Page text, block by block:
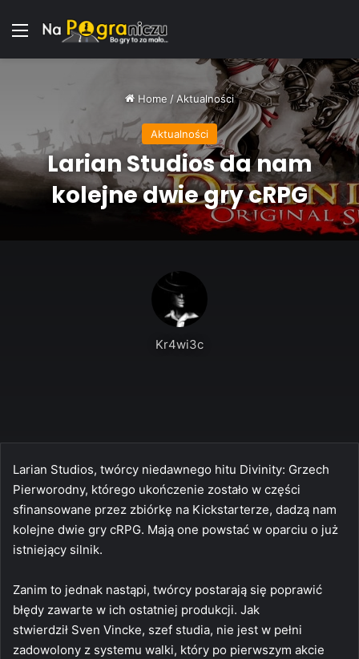
Menu
Home /Aktualności
Aktualności
Larian Studios da nam
kolejne dwie gry cRPG
Kr4wi3c
Larian Studios, twórcy niedawnego hitu Divinity: Grzech
Pierworodny, którego ukończenie zostało w części
sfinansowane przez zbiórkę na Kickstarterze, dadzą nam
kolejne dwie gry cRPG. Mają one powstać w oparciu o już
istniejący silnik.
Zanim to jednak nastąpi, twórcy postarają się poprawić
błędy zawarte w ich ostatniej produkcji. Jak
stwierdził Sven Vincke, szef studia, nie jest w pełni
zadowolony z systemu walki, który po pierwszym akcie